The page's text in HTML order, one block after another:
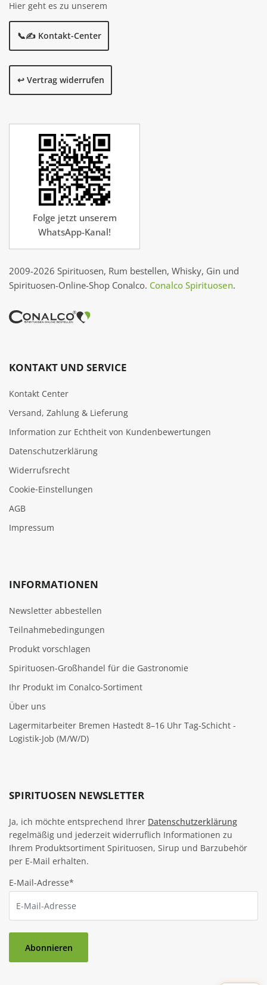
Hier geht es zu unserem
📞✍️ Kontakt-Center
↩️ Vertrag widerrufen
Folge jetzt unserem
WhatsApp-Kanal!
2009-2026 Spirituosen, Rum bestellen, Whisky, Gin und
Spirituosen-Online-Shop Conalco. Conalco Spirituosen.
KONTAKT UND SERVICE
Kontakt Center
Versand, Zahlung & Lieferung
Information zur Echtheit von Kundenbewertungen
Datenschutzerklärung
Widerrufsrecht
Cookie‑Einstellungen
AGB
Impressum
INFORMATIONEN
Newsletter abbestellen
Teilnahmebedingungen
Produkt vorschlagen
Spirituosen-Großhandel für die Gastronomie
Ihr Produkt im Conalco-Sortiment
Über uns
Lagermitarbeiter Bremen Hastedt 8–16 Uhr Tag-Schicht -
Logistik-Job (M/W/D)
SPIRITUOSEN NEWSLETTER
Ja, ich möchte entsprechend Ihrer Datenschutzerklärung
regelmäßig und jederzeit widerruflich Informationen zu
Ihrem Produktsortiment Spirituosen, Sirup und Barzubehör
per E-Mail erhalten.
E-Mail-Adresse*
Abonnieren